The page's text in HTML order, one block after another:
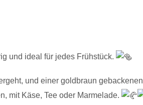
und ideal für jedes Frühstück.
und einer goldbraun gebackenen
mit Käse, Tee oder Marmelade.